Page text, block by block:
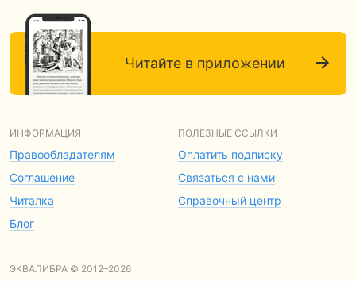
Читайте в приложении
ИНФОРМАЦИЯ
Правообладателям
Соглашение
Читалка
Блог
ПОЛЕЗНЫЕ ССЫЛКИ
Оплатить подписку
Связаться с нами
Справочный центр
ЭКВАЛИБРА © 2012–2026